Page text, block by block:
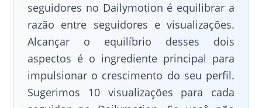
seguidores no Dailymotion é equilibrar a
razão entre seguidores e visualizações.
Alcançar o equilíbrio desses dois
aspectos é o ingrediente principal para
impulsionar o crescimento do seu perfil.
Sugerimos 10 visualizações para cada